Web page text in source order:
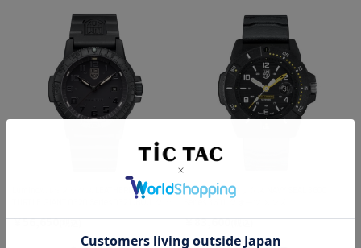
Luminox ルミノックス LEATHERBACK SEA
TURTLE GIANT 0320 Series 0321.BO.L クォ
￥56,650(税込)
Luminox ルミノックス NAVY SEAL 3600
Series 3601 クォーツ メンズ
￥83,600(税込)